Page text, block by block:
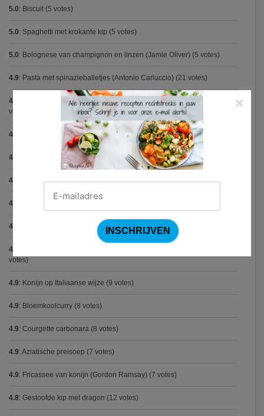
5.0: Biscuit (5 votes)
5.0: Spaghetti met krokante kip (5 votes)
5.0: Bolognese van champignon en linzen (Jamie Oliver) (5 votes)
4.9: Pasta met spinazieballetjes (Antonio Carluccio) (21 votes)
4.9 Volkorenspaghetti in mosterdsaus met prei en spek (Colruyt)
votes)
4.9 Gegrilde nougat met esdoornsiroop (14 votes)
4.9 Gegratineerde gehaktballen in tomatensaus(12 votes)
4.9 Gekarameliseerd witloof met serranoham (Ottolenghi)(11 votes)
4.9
4.9 Steak chimichurri (Gordon Ramsay)(10 votes)
4.9
votes)
4.9: Konijn op Italiaanse wijze (9 votes)
4.9: Bloemkoolcurry (8 votes)
4.9: Courgette carbonara (8 votes)
4.9: Aziatische preisoep (7 votes)
4.9: Fricassee van konijn (Gordon Ramsay) (7 votes)
4.8: Gestoofde kip met dragon (12 votes)
×